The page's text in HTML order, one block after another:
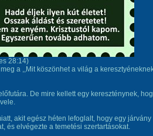
28:14)
a ,,Mit köszönhet a világ a
De mire kellett egy kereszténynek,
akit egész héten lefoglalt, hogy egy járvány
és elvégezte a temetési szertartásokat.